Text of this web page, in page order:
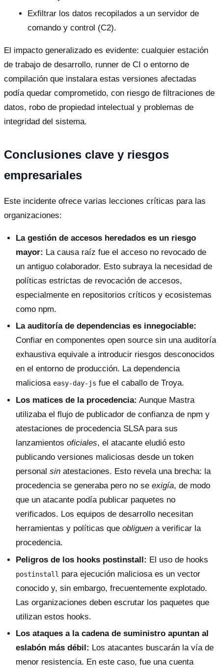
Exfiltrar los datos recopilados a un servidor de
comando y control (C2).
El impacto generalizado es evidente: cualquier estación
de trabajo de desarrollo, runner de CI o entorno de
compilación que instalara estas versiones afectadas
podía quedar comprometido, con riesgo de filtraciones de
datos, robo de propiedad intelectual y problemas de
integridad del sistema.
Conclusiones clave y riesgos
empresariales
Este incidente ofrece varias lecciones críticas para las
organizaciones:
La gestión de accesos heredados es un riesgo
mayor: La causa raíz fue el acceso no revocado de
un antiguo colaborador. Esto subraya la necesidad de
políticas estrictas de revocación de accesos,
especialmente en repositorios críticos y ecosistemas
como npm.
La auditoría de dependencias es innegociable:
Confiar en componentes open source sin una auditoría
exhaustiva equivale a introducir riesgos desconocidos
en el entorno de producción. La dependencia
maliciosa easy-day-js fue el caballo de Troya.
Los matices de la procedencia: Aunque Mastra
utilizaba el flujo de publicador de confianza de npm y
atestaciones de procedencia SLSA para sus
lanzamientos oficiales, el atacante eludió esto
publicando versiones maliciosas desde un token
personal sin atestaciones. Esto revela una brecha: la
procedencia se generaba pero no se exigía, de modo
que un atacante podía publicar paquetes no
verificados. Los equipos de desarrollo necesitan
herramientas y políticas que obliguen a verificar la
procedencia.
Peligros de los hooks postinstall: El uso de hooks
postinstall para ejecución maliciosa es un vector
conocido y, sin embargo, frecuentemente explotado.
Las organizaciones deben escrutar los paquetes que
utilizan estos hooks.
Los ataques a la cadena de suministro apuntan al
eslabón más débil: Los atacantes buscarán la vía de
menor resistencia. En este caso, fue una cuenta